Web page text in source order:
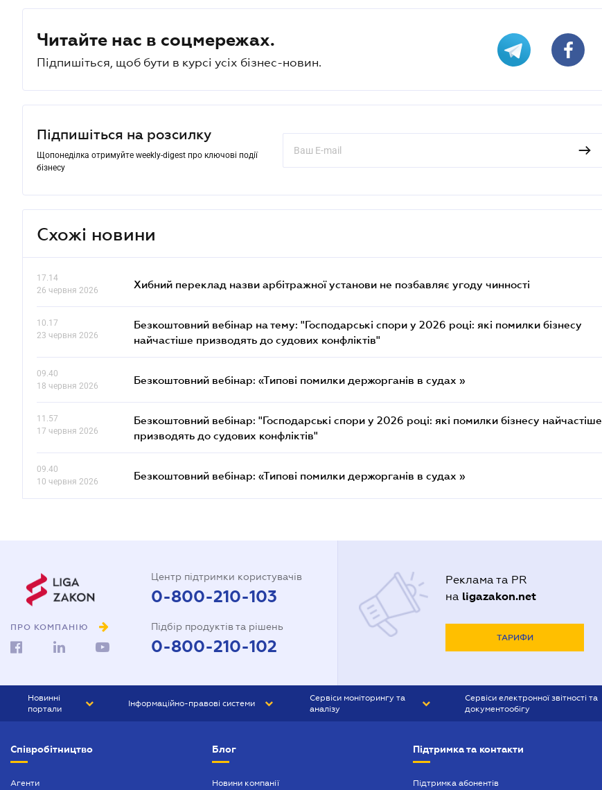
Читайте нас в соцмережах.
Підпишіться, щоб бути в курсі усіх бізнес-новин.
Підпишіться на розсилку
Щопонеділка отримуйте weekly-digest про ключові події
бізнесу
Схожі новини
17.14
26 червня 2026
Хибний переклад назви арбітражної установи не позбавляє угоду чинності
10.17
23 червня 2026
Безкоштовний вебінар на тему: "Господарські спори у 2026 році: які помилки бізнесу
найчастіше призводять до судових конфліктів"
09.40
18 червня 2026
Безкоштовний вебінар: «Типові помилки держорганів в судах »
11.57
17 червня 2026
Безкоштовний вебінар: "Господарські спори у 2026 році: які помилки бізнесу найчастіше
призводять до судових конфліктів"
09.40
10 червня 2026
Безкоштовний вебінар: «Типові помилки держорганів в судах »
ПРО КОМПАНІЮ
Центр підтримки користувачів
0-800-210-103
Підбір продуктів та рішень
0-800-210-102
Реклама та PR
на ligazakon.net
ТАРИФИ
Новинні
портали
БІЗНЕС
Інформаційно-правові системи
Сервіси моніторингу та
аналізу
Сервіси електронної звітності та
документообігу
Співробітництво
Агенти
Блог
Новини компанії
Підтримка та контакти
Підтримка абонентів